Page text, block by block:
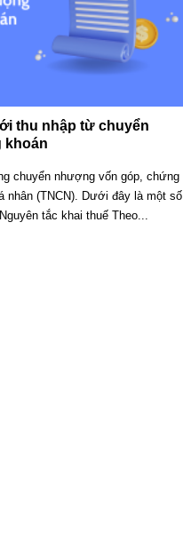
thu nhập từ chuyển
khoán
chuyển nhượng vốn góp, chứng
nhân (TNCN). Dưới đây là một số
tắc khai thuế Theo...